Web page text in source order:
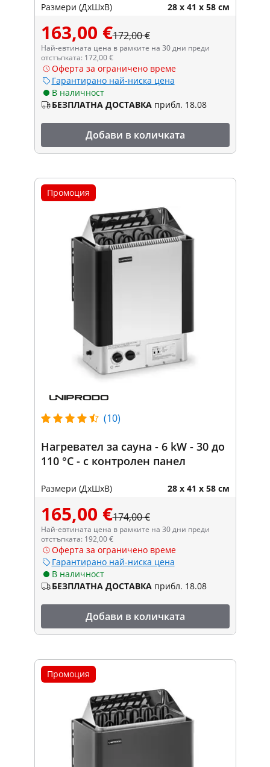
Размери (ДxШxВ) 28 x 41 x 58 см
163,00 €172,00 €
Най-евтината цена в рамките на 30 дни преди
отстъпката: 172,00 €
Оферта за ограничено време
Гарантирано най-ниска цена
В наличност
БЕЗПЛАТНА ДОСТАВКА прибл. 18.08
Добави в количката
Промоция
(10)
Нагревател за сауна - 6 kW - 30 до
110 °C - с контролен панел
Размери (ДxШxВ) 28 x 41 x 58 см
165,00 €174,00 €
Най-евтината цена в рамките на 30 дни преди
отстъпката: 192,00 €
Оферта за ограничено време
Гарантирано най-ниска цена
В наличност
БЕЗПЛАТНА ДОСТАВКА прибл. 18.08
Добави в количката
Промоция